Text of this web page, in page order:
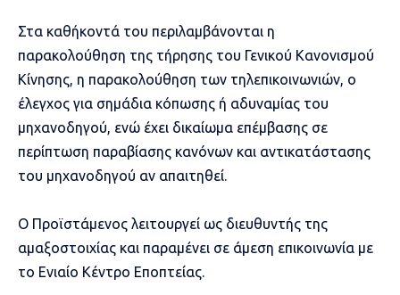
Στα καθήκοντά του περιλαμβάνονται η
παρακολούθηση της τήρησης του Γενικού Κανονισμού
Κίνησης, η παρακολούθηση των τηλεπικοινωνιών, ο
έλεγχος για σημάδια κόπωσης ή αδυναμίας του
μηχανοδηγού, ενώ έχει δικαίωμα επέμβασης σε
περίπτωση παραβίασης κανόνων και αντικατάστασης
του μηχανοδηγού αν απαιτηθεί.
Ο Προϊστάμενος λειτουργεί ως διευθυντής της
αμαξοστοιχίας και παραμένει σε άμεση επικοινωνία με
το Ενιαίο Κέντρο Εποπτείας.